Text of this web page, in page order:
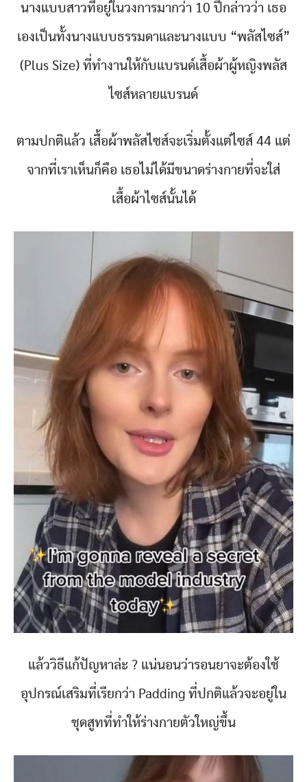
นางแบบสาวที่อยู่ในวงการมากว่า 10 ปีกล่าวว่า เธอ
เองเป็นทั้งนางแบบธรรมดาและนางแบบ “พลัสไซส์”
(Plus Size) ที่ทำงานให้กับแบรนด์เสื้อผ้าผู้หญิงพลัส
ไซส์หลายแบรนด์
ตามปกติแล้ว เสื้อผ้าพลัสไซส์จะเริ่มตั้งแต่ไซส์ 44 แต่
จากที่เราเห็นก็คือ เธอไม่ได้มีขนาดร่างกายที่จะใส่
เสื้อผ้าไซส์นั้นได้
แล้ววิธีแก้ปัญหาล่ะ ? แน่นอนว่ารอนยาจะต้องใช้
อุปกรณ์เสริมที่เรียกว่า Padding ที่ปกติแล้วจะอยู่ใน
ชุดสูทที่ทำให้ร่างกายตัวใหญ่ขึ้น